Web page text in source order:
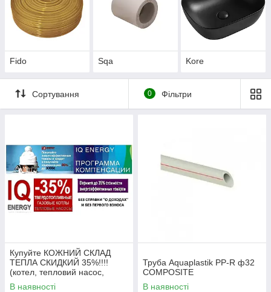
Fido Sqa Kore
Сортування 0 Фільтри
Купуйте КОЖНИЙ СКЛАД
ТЕПЛА СКИДКИЙ 35%!!!!
(котел, тепловий насос,
сонячний колектор)
В наявності
Труба Aquaplastik PP-R ф32
COMPOSITE
В наявності